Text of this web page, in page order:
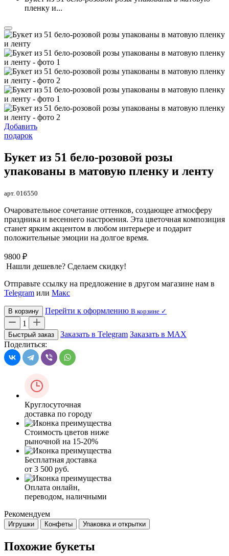
пленку и...
Добавить
подарок
Букет из 51 бело-розовой розы
упакованы в матовую пленку и ленту
арт. 016550
Очаровательное сочетание оттенков, создающее атмосферу
праздника и весеннего настроения. Эта цветочная композиция
станет ярким акцентом в любом интерьере и подарит
положительные эмоции на долгое время.
9800 ₽
Нашли дешевле? Сделаем скидку!
Отправьте ссылку на предложение в другом магазине нам в
Telegram или Макс
В корзину Перейти к оформлению В корзине ✓
1
Быстрый заказ Заказать в Telegram Заказать в MAX
Поделиться:
Круглосуточная
доставка по городу
Стоимость цветов ниже
рыночной на 15-20%
Бесплатная доставка
от 3 500 руб.
Оплата онлайн,
переводом, наличными
Рекомендуем
Игрушки Конфеты Упаковка и открытки
Похожие букеты